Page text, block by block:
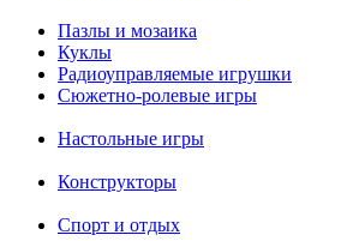
Пазлы и мозаика
Куклы
Радиоуправляемые игрушки
Сюжетно-ролевые игры
Настольные игры
Конструкторы
Спорт и отдых